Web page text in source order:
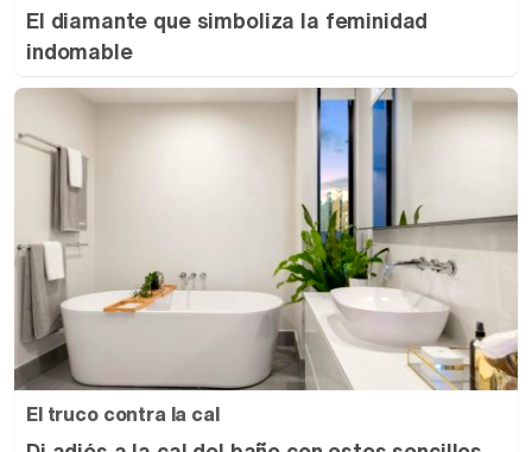
El diamante que simboliza la feminidad
indomable
El truco contra la cal